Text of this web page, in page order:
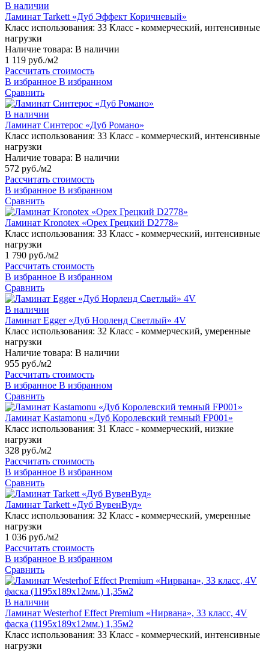
В наличии
Ламинат Tarkett «Дуб Эффект Коричневый»
Класс использования: 33 Класс - коммерческий, интенсивные
нагрузки
Наличие товара: В наличии
1 119 руб./м2
Рассчитать стоимость
В избранное В избранном
Сравнить
В наличии
Ламинат Синтерос «Дуб Романо»
Класс использования: 33 Класс - коммерческий, интенсивные
нагрузки
Наличие товара: В наличии
572 руб./м2
Рассчитать стоимость
В избранное В избранном
Сравнить
Ламинат Kronotex «Орех Грецкий D2778»
Класс использования: 33 Класс - коммерческий, интенсивные
нагрузки
1 790 руб./м2
Рассчитать стоимость
В избранное В избранном
Сравнить
В наличии
Ламинат Egger «Дуб Норленд Светлый» 4V
Класс использования: 32 Класс - коммерческий, умеренные
нагрузки
Наличие товара: В наличии
955 руб./м2
Рассчитать стоимость
В избранное В избранном
Сравнить
Ламинат Kastamonu «Дуб Королевский темный FP001»
Класс использования: 31 Класс - коммерческий, низкие
нагрузки
328 руб./м2
Рассчитать стоимость
В избранное В избранном
Сравнить
Ламинат Tarkett «Дуб ВувенВуд»
Класс использования: 32 Класс - коммерческий, умеренные
нагрузки
1 036 руб./м2
Рассчитать стоимость
В избранное В избранном
Сравнить
В наличии
Ламинат Westerhof Effect Premium «Нирвана», 33 класс, 4V
фаска (1195х189х12мм.) 1,35м2
Класс использования: 33 Класс - коммерческий, интенсивные
нагрузки